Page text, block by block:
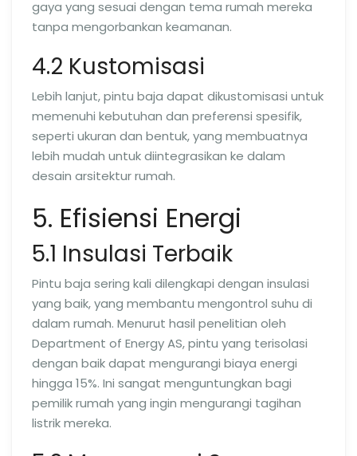
gaya yang sesuai dengan tema rumah mereka
tanpa mengorbankan keamanan.
4.2 Kustomisasi
Lebih lanjut, pintu baja dapat dikustomisasi untuk
memenuhi kebutuhan dan preferensi spesifik,
seperti ukuran dan bentuk, yang membuatnya
lebih mudah untuk diintegrasikan ke dalam
desain arsitektur rumah.
5. Efisiensi Energi
5.1 Insulasi Terbaik
Pintu baja sering kali dilengkapi dengan insulasi
yang baik, yang membantu mengontrol suhu di
dalam rumah. Menurut hasil penelitian oleh
Department of Energy AS, pintu yang terisolasi
dengan baik dapat mengurangi biaya energi
hingga 15%. Ini sangat menguntungkan bagi
pemilik rumah yang ingin mengurangi tagihan
listrik mereka.